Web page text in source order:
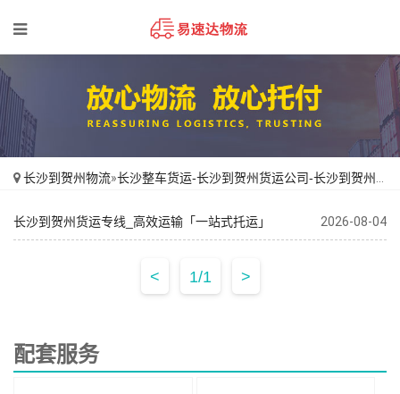
长沙到贺州物流»长沙整车货运-长沙到贺州货运公司-长沙到贺州货运专线
长沙到贺州货运专线_高效运输「一站式托运」 2026-08-04
< 1/1 >
配套服务